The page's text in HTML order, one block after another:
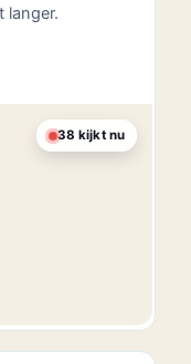
langer.
38 kijkt nu